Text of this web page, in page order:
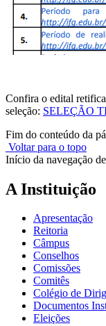
Confira o edital
seleção: SELEÇÃO
Fim do conteúdo da
Voltar para o topo
Início da navegação
A Instituição
Apresentação
Reitoria
Câmpus
Conselhos
Comissões
Comitês
Colégio de
Documentos
Eleições